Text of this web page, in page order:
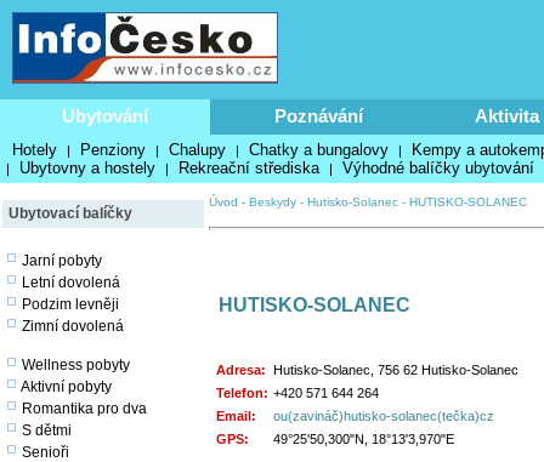
Ubytování Poznávání Aktivita
Hotely | Penziony | Chalupy | Chatky a bungalovy | Kempy a
| Ubytovny a hostely | Rekreační střediska | Výhodné balíčky ubytování
Ubytovací balíčky
Jarní pobyty
Letní dovolená
Podzim levněji
Zimní dovolená
Wellness pobyty
Aktivní pobyty
Romantika pro dva
S dětmi
Senioři
Úvod - Beskydy - Hutisko-Solanec - HUTISKO-SOLANEC
HUTISKO-SOLANEC
Adresa: Hutisko-Solanec, 756 62 Hutisko-Solanec
Telefon: +420 571 644 264
Email:
ou(zavináč)hutisko-solanec(tečka)cz
GPS:
49°25'50,300"N, 18°13'3,970"E